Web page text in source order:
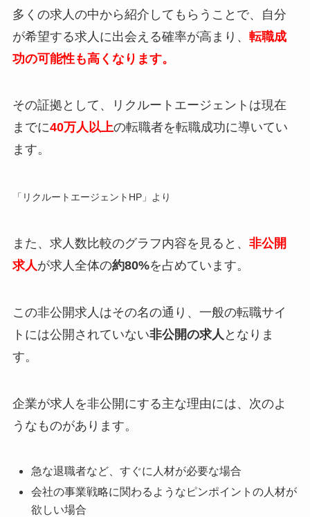
多くの求人の中から紹介してもらうことで、自分
が希望する求人に出会える確率が高まり、 転職成
功の可能性も高くなります。
その証拠として、リクルートエージェントは現在
までに40万人以上の転職者を転職成功に導いてい
ます。
「リクルートエージェントHP」より
また、求人数比較のグラフ内容を見ると、 非公開
求人が求人全体の約80%を占めています。
この非公開求人はその名の通り、 一般の転職サイ
トには公開されていない非公開の求人 となりま
す。
企業が求人を非公開にする主な理由には、次のよ
うなものがあります。
急な退職者など、すぐに人材が必要な場合
会社の事業戦略に関わるようなピンポイントの人材が
欲しい場合